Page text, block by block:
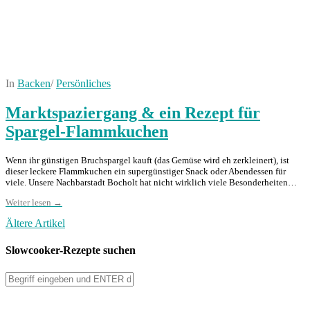
In Backen/ Persönliches
Marktspaziergang & ein Rezept für
Spargel-Flammkuchen
Wenn ihr günstigen Bruchspargel kauft (das Gemüse wird eh zerkleinert), ist
dieser leckere Flammkuchen ein supergünstiger Snack oder Abendessen für
viele. Unsere Nachbarstadt Bocholt hat nicht wirklich viele Besonderheiten…
Weiter lesen →
Ältere Artikel
Slowcooker-Rezepte suchen